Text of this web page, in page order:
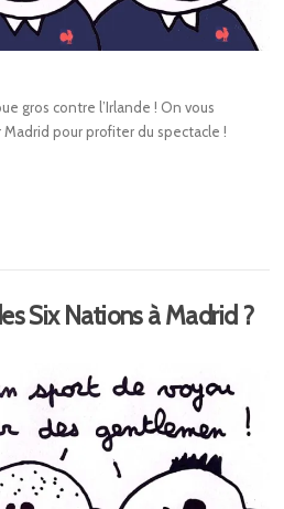
gros contre l’Irlande ! On vous
pour profiter du spectacle !
Six Nations à Madrid ?